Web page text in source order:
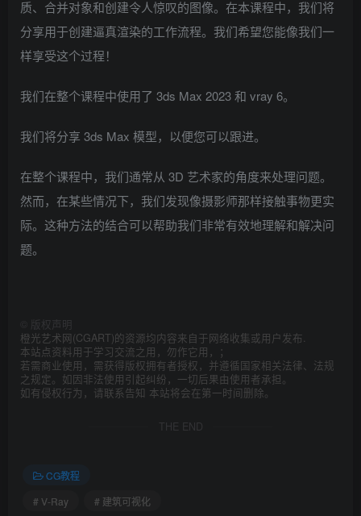
质、合并对象和创建令人惊叹的图像。在本课程中，我们将
分享用于创建逼真渲染的工作流程。我们希望您能像我们一
样享受这个过程！
我们在整个课程中使用了 3ds Max 2023 和 vray 6。
我们将分享 3ds Max 模型，以便您可以跟进。
在整个课程中，我们通常从 3D 艺术家的角度来处理问题。
然而，在某些情况下，我们发现像摄影师那样接触事物更实
际。这种方法的结合可以帮助我们非常有效地理解和解决问
题。
版权声明
橙光艺术网(CGART)的资源均内容来自于网络收集或用户发布.
本站点资料用于学习交流之用，勿作它用，；
若需商业使用，需获得版权拥有者授权，并遵循国家相关法律、法规
之规定。如因非法使用引起纠纷，一切后果由使用者承担。
如有侵权行为，请联系告知 本站将会在第一时间删除。
THE END
CG教程
# V-Ray
# 建筑可视化